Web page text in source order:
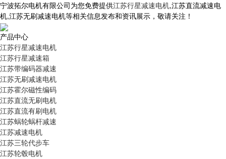
宁波拓尔电机有限公司为您免费提供江苏行星减速电机,江苏直流减速电
机,江苏无刷减速电机等相关信息发布和资讯展示，敬请关注！
产品中心
江苏行星减速电机
江苏行星减速箱
江苏带编码器减速
江苏无刷减速电机
江苏霍尔磁性编码
江苏直流无刷电机
江苏直流有刷电机
江苏蜗轮蜗杆减速
江苏减速电机
江苏三轮代步车
江苏轮毂电机